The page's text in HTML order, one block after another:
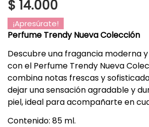
$ 14.000
¡Apresúrate!
Perfume Trendy Nueva Colección
Descubre una fragancia moderna
con el Perfume Trendy Nueva
combina notas frescas y
dejar una sensación agradable y
piel, ideal para acompañarte en
Contenido: 85 ml.